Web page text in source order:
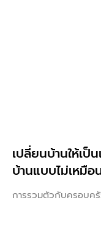
เปลี่ยนบ้านให้เ
บ้านแบบไม่เหมือ
การรวมตัวกับครอบครั